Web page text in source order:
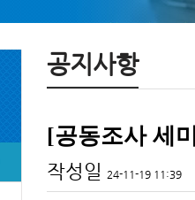
공지사항
[공동조사 세
작성일 24-11-19 11:39